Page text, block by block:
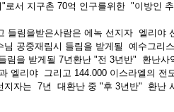
서 지구촌 70억 인구를위한 "이방인
들림을받은사람은 에녹 선지자 엘리야
님 공중재림시 들림을 받게될 예수그리
림을 받게될 7년환난 "전 3년반" 환난사
엘리야 그리고 144.000 이스라엘의
자는 7년 대환난 중 "후 3년반" 환난